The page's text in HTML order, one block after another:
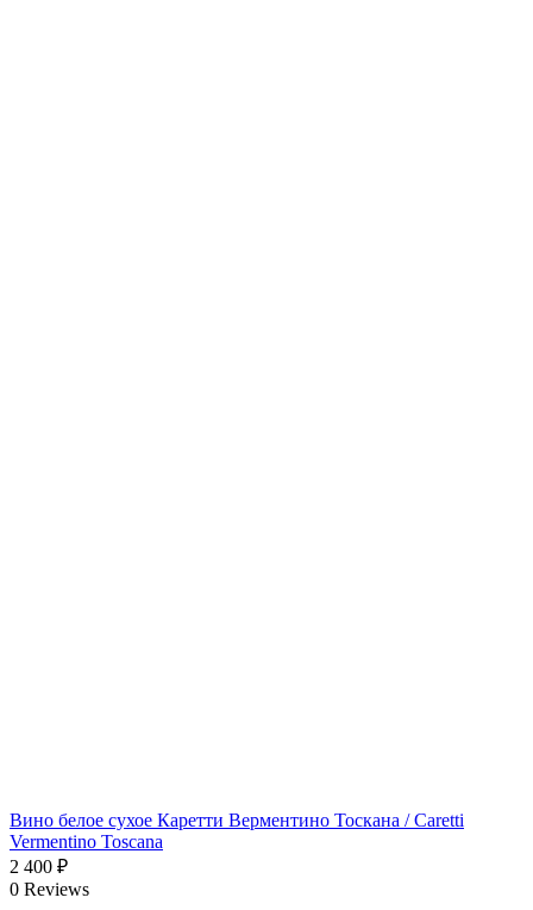
Вино белое сухое Каретти Верментино Тоскана / Caretti
Vermentino Toscana
2 400 ₽
0 Reviews